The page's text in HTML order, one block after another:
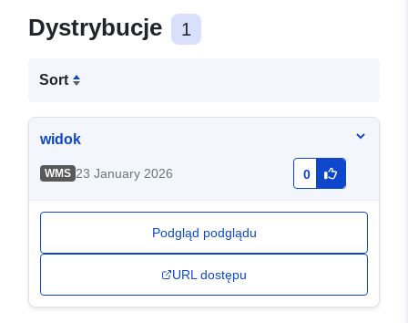
Dystrybucje 1
Sort
widok
WMS 23 January 2026 0
Podgląd podglądu
URL dostępu